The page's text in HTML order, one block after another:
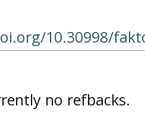
10.30998/
no refbacks.